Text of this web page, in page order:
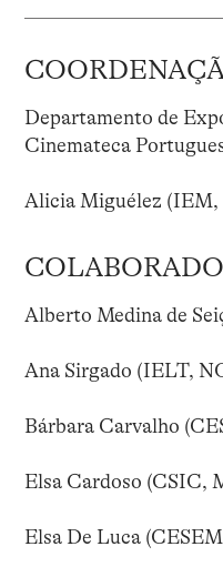
Departamento de
Cinemateca
Alicia Miguélez (IEM,
Alberto Medina de
Ana Sirgado (IELT,
Bárbara Carvalho
Elsa Cardoso (CSIC,
Elsa De Luca